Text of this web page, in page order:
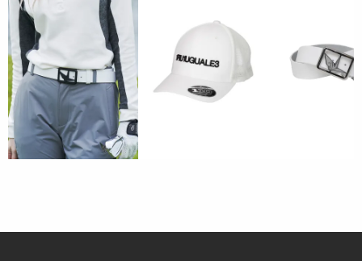
日本から世界に向けて発信するブランドとして世界中
の上質な素材を贅沢に使用し、
ラグジュアリーな商品
をリリースし続ける1PIU1UGUALE3。
ハイエンドラ
グジュアリーブランドが提案する、高いデザイン性と
スポーツの機能美を併せ持ち上質を知る全てのプレイ
ヤーの為のウェアとしてリリースいたします。
なハイテク素材を採用し、ただ派手な物ではなくテー
ラーリングを得意とする